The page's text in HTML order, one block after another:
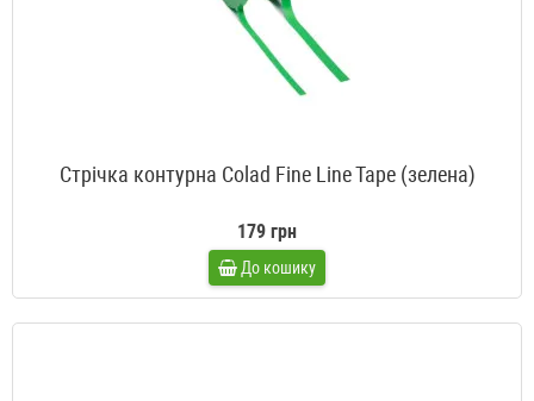
Стрічка контурна Colad Fine Line Tape (зелена)
179 грн
До кошику